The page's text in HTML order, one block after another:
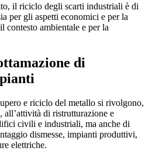
il riciclo degli scarti industriali è di
per gli aspetti economici e per la
contesto ambientale e per la
di
e riciclo del metallo si rivolgono,
all’attività di ristrutturazione e
civili e industriali, ma anche di
dismesse, impianti produttivi,
elettriche.